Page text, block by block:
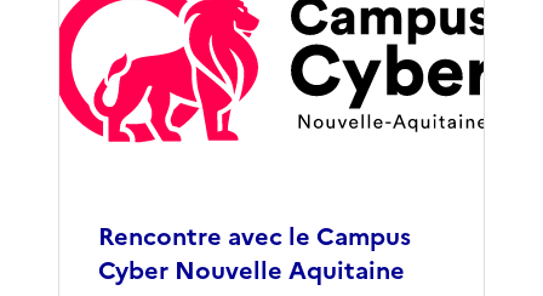
Rencontre avec le Campus
Cyber Nouvelle Aquitaine